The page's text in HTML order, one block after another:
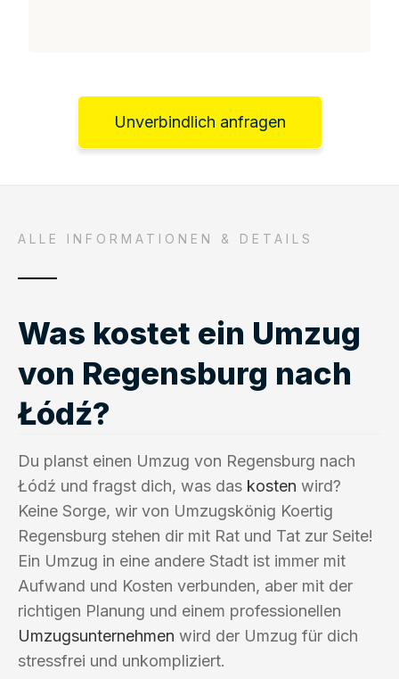
Unverbindlich anfragen
ALLE INFORMATIONEN & DETAILS
Was kostet ein Umzug
von Regensburg nach
Łódź?
Du planst einen Umzug von Regensburg nach
Łódź und fragst dich, was das kosten wird?
Keine Sorge, wir von Umzugskönig Koertig
Regensburg stehen dir mit Rat und Tat zur Seite!
Ein Umzug in eine andere Stadt ist immer mit
Aufwand und Kosten verbunden, aber mit der
richtigen Planung und einem professionellen
Umzugsunternehmen wird der Umzug für dich
stressfrei und unkompliziert.